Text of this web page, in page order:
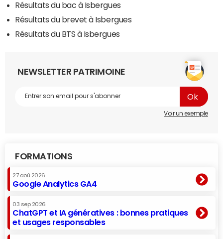
Résultats du bac à Isbergues
Résultats du brevet à Isbergues
Résultats du BTS à Isbergues
NEWSLETTER PATRIMOINE
Voir un exemple
FORMATIONS
27 aoû 2026
Google Analytics GA4
03 sep 2026
ChatGPT et IA génératives : bonnes pratiques
et usages responsables